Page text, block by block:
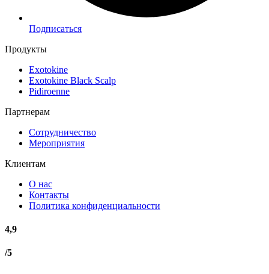
Подписаться
Продукты
Exotokine
Exotokine Black Scalp
Pidiroenne
Партнерам
Сотрудничество
Мероприятия
Клиентам
О нас
Контакты
Политика конфиденциальности
4,9
/5